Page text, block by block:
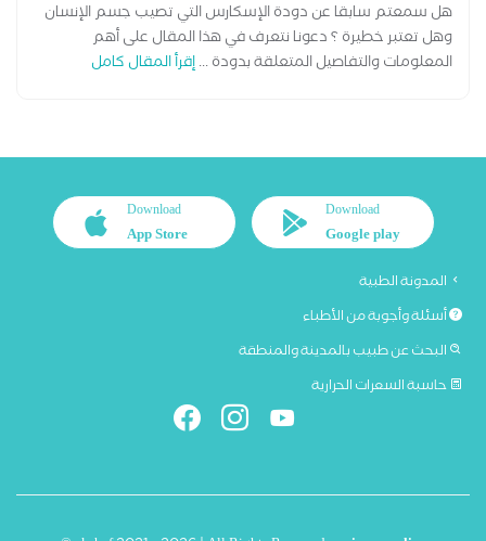
هل سمعتم سابقا عن دودة الإسكارس التي تصيب جسم الإنسان
وهل تعتبر خطيرة ؟ دعونا نتعرف في هذا المقال على أهم
المعلومات والتفاصيل المتعلقة بدودة ...إقرأ المقال كامل
Download
Google play
Download
App Store
المدونة الطبية
أسئلة وأجوبة من الأطباء
البحث عن طبيب بالمدينة والمنطقة
حاسبة السعرات الحرارية